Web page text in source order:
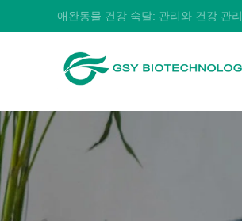
애완동물 건강 숙달: 관리와 건강 관